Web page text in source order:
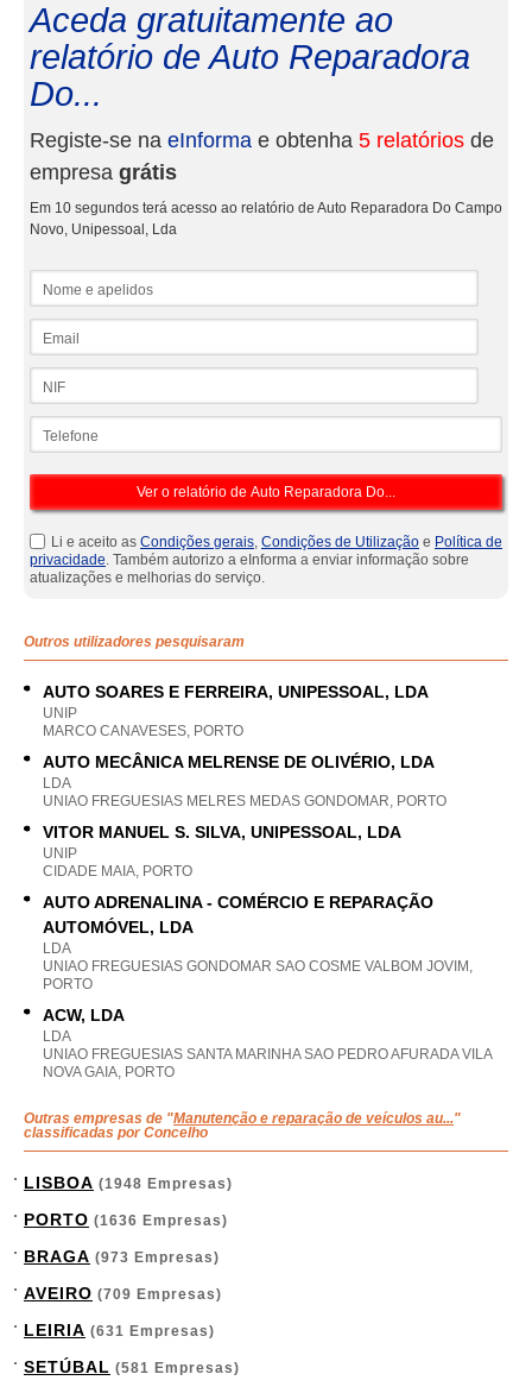
Aceda gratuitamente ao
relatório de Auto Reparadora
Do...
Registe-se na eInforma e obtenha 5 relatórios de
empresa grátis
Em 10 segundos terá acesso ao relatório de Auto Reparadora Do Campo
Novo, Unipessoal, Lda
Li e aceito as Condições gerais, Condições de Utilização e Política de
privacidade. Também autorizo a eInforma a enviar informação sobre
atualizações e melhorias do serviço.
Outros utilizadores pesquisaram
AUTO SOARES E FERREIRA, UNIPESSOAL, LDA
UNIP
MARCO CANAVESES, PORTO
AUTO MECÂNICA MELRENSE DE OLIVÉRIO, LDA
LDA
UNIAO FREGUESIAS MELRES MEDAS GONDOMAR, PORTO
VITOR MANUEL S. SILVA, UNIPESSOAL, LDA
UNIP
CIDADE MAIA, PORTO
AUTO ADRENALINA - COMÉRCIO E REPARAÇÃO
AUTOMÓVEL, LDA
LDA
UNIAO FREGUESIAS GONDOMAR SAO COSME VALBOM JOVIM,
PORTO
ACW, LDA
LDA
UNIAO FREGUESIAS SANTA MARINHA SAO PEDRO AFURADA VILA
NOVA GAIA, PORTO
Outras empresas de "Manutenção e reparação de veículos au..."
classificadas por Concelho
LISBOA (1948 Empresas)
PORTO (1636 Empresas)
BRAGA (973 Empresas)
AVEIRO (709 Empresas)
LEIRIA (631 Empresas)
SETÚBAL (581 Empresas)